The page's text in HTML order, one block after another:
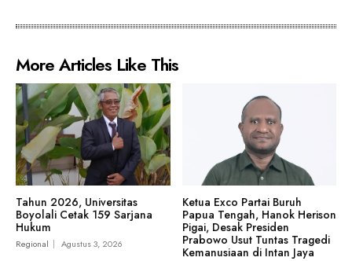
More Articles Like This
Tahun 2026, Universitas
Boyolali Cetak 159 Sarjana
Hukum
Regional Agustus 3, 2026
Ketua Exco Partai Buruh
Papua Tengah, Hanok Herison
Pigai, Desak Presiden
Prabowo Usut Tuntas Tragedi
Kemanusiaan di Intan Jaya